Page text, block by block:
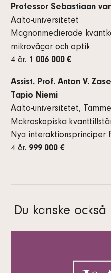
Professor Sebastiaan
Aalto-universitetet
Magnonmedierade
mikrovågor och optik
4 år. 1 006 000 €
Assist. Prof. Anton V.
Tapio Niemi
Aalto-universitetet,
Makroskopiska
Nya interaktionsprinciper
4 år. 999 000 €
Du kanske